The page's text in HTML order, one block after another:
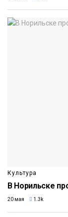
Культура
В Норильске
20 мая 1.3k